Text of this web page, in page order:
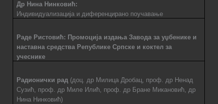
Др Нина Нинковић:
Индивидуализација и диференцирано поучавање
Раде Ристовић: Промоција издања Завода за уџбенике и
наставна средства Републике Српске и коктел за
учеснике
Радионички рад (доц. др Милица Дробац, проф. др Ненад
Сузић, проф. др Миле Илић, проф. др Бране Микановић, др
Нина Нинковић)